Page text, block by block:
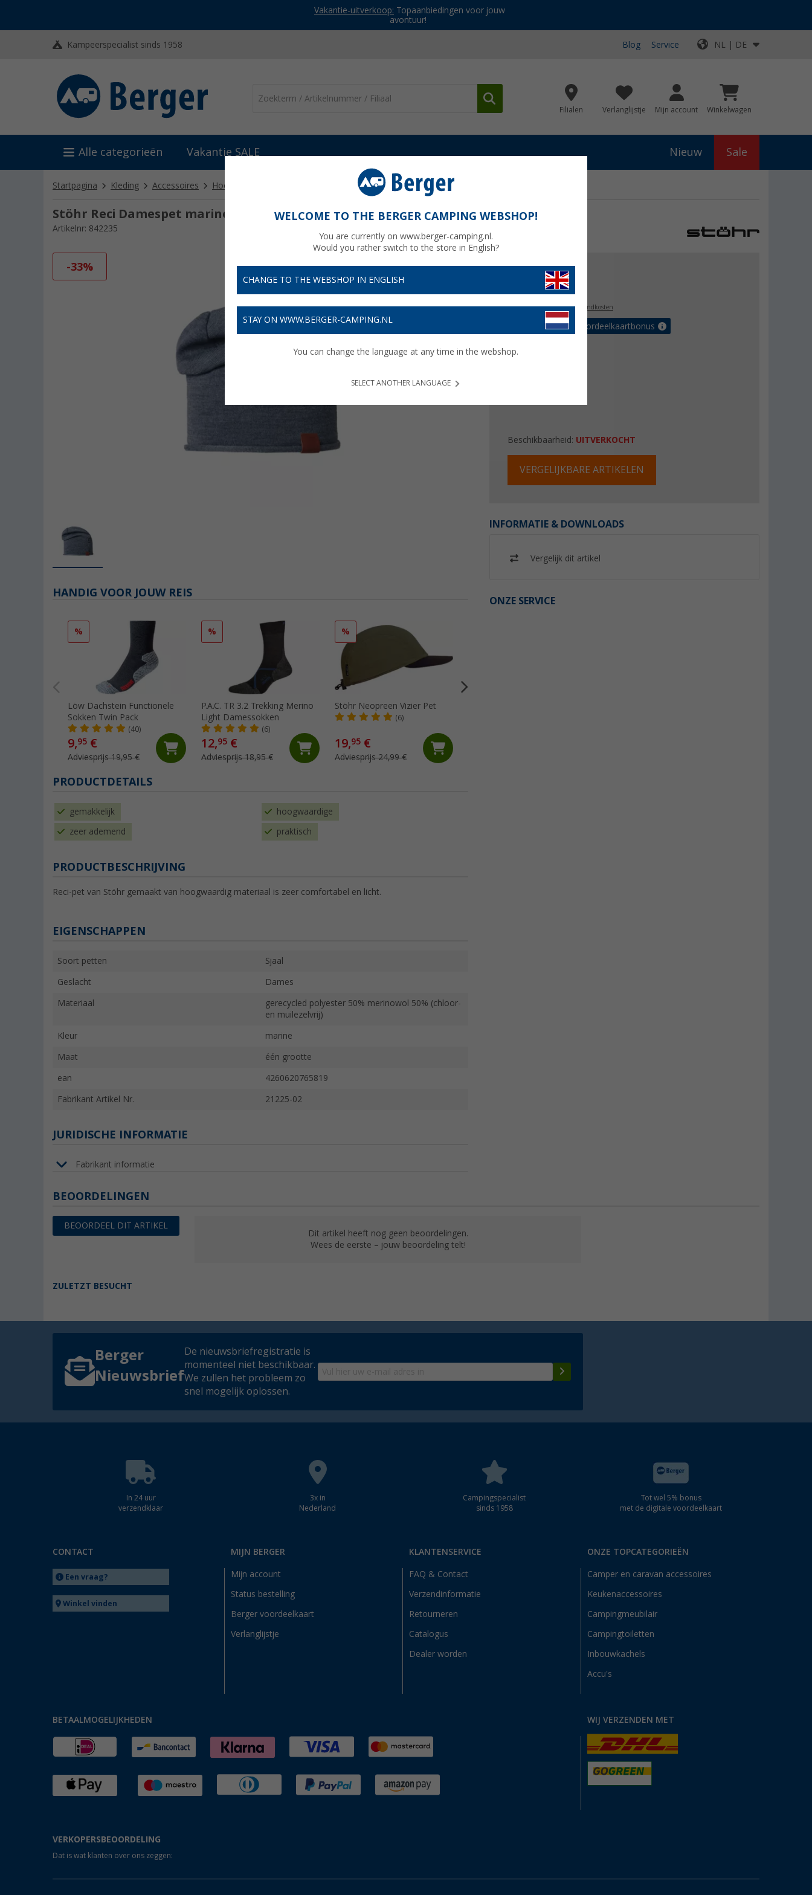
Vakantie-uitverkoop: Topaanbiedingen voor jouw
avontuur!
Kampeerspecialist sinds 1958 Blog Service NL | DE
Filialen Verlanglijstje Mijn account Winkelwagen
Alle categorieën Vakantie SALE Nieuw Sale
Startpagina Kleding Accessoires Hoeden, mutsen en petjes Stöhr Reci Dames Cap
Stöhr Reci Damespet marine
Artikelnr: 842235
-33% Adviesprijs€ 29,99
€ 19,95
Prijzen incl. BTWplus verzendkosten
Verzeker tot 5% voordeelkaartbonus
Beschikbaarheid: UITVERKOCHT
VERGELIJKBARE ARTIKELEN
INFORMATIE & DOWNLOADS
Vergelijk dit artikel
ONZE SERVICE
HANDIG VOOR JOUW REIS
%
Löw Dachstein Functionele
Sokken Twin Pack
(40)
9,95 €
Adviesprijs 19,95 €
%
P.A.C. TR 3.2 Trekking Merino
Light Damessokken
(6)
12,95 €
Adviesprijs 18,95 €
%
Stöhr Neopreen Vizier Pet
(6)
19,95 €
Adviesprijs 24,99 €
PRODUCTDETAILS
gemakkelijk hoogwaardige
zeer ademend praktisch
PRODUCTBESCHRIJVING
Reci-pet van Stöhr gemaakt van hoogwaardig materiaal is zeer comfortabel en licht.
EIGENSCHAPPEN
Soort petten Sjaal
Geslacht Dames
Materiaal
gerecycled polyester 50% merinowol 50% (chloor-
en muilezelvrij)
Kleur marine
Maat één grootte
ean 4260620765819
Fabrikant Artikel Nr. 21225-02
JURIDISCHE INFORMATIE
Fabrikant informatie
BEOORDELINGEN
BEOORDEEL DIT ARTIKEL
Dit artikel heeft nog geen beoordelingen.
Wees de eerste – jouw beoordeling telt!
ZULETZT BESUCHT
Berger
Nieuwsbrief
De nieuwsbriefregistratie is
momenteel niet beschikbaar.
We zullen het probleem zo
snel mogelijk oplossen.
In 24 uur
verzendklaar
3x in
Nederland
Campingspecialist
sinds 1958
Tot wel 5% bonus
met de digitale voordeelkaart
CONTACT
Een vraag?
Winkel vinden
MIJN BERGER
Mijn account
Status bestelling
Berger voordeelkaart
Verlanglijstje
KLANTENSERVICE
FAQ & Contact
Verzendinformatie
Retourneren
Catalogus
Dealer worden
ONZE TOPCATEGORIEËN
Camper en caravan accessoires
Keukenaccessoires
Campingmeubilair
Campingtoiletten
Inbouwkachels
Accu's
BETAALMOGELIJKHEDEN WIJ VERZENDEN MET
VERKOPERSBEOORDELING
Dat is wat klanten over ons zeggen:
WELCOME TO THE BERGER CAMPING WEBSHOP!
You are currently on www.berger-camping.nl.
Would you rather switch to the store in English?
CHANGE TO THE WEBSHOP IN ENGLISH
STAY ON WWW.BERGER-CAMPING.NL
You can change the language at any time in the webshop.
SELECT ANOTHER LANGUAGE